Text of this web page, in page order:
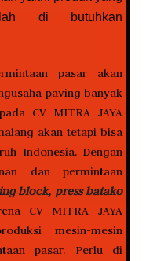
di butuhkan
pasar akan
paving banyak
CV MITRA JAYA
akan tetapi bisa
Indonesia. Dengan
dan permintaan
block, press batako
CV MITRA JAYA
mesin-mesin
pasar. Perlu di